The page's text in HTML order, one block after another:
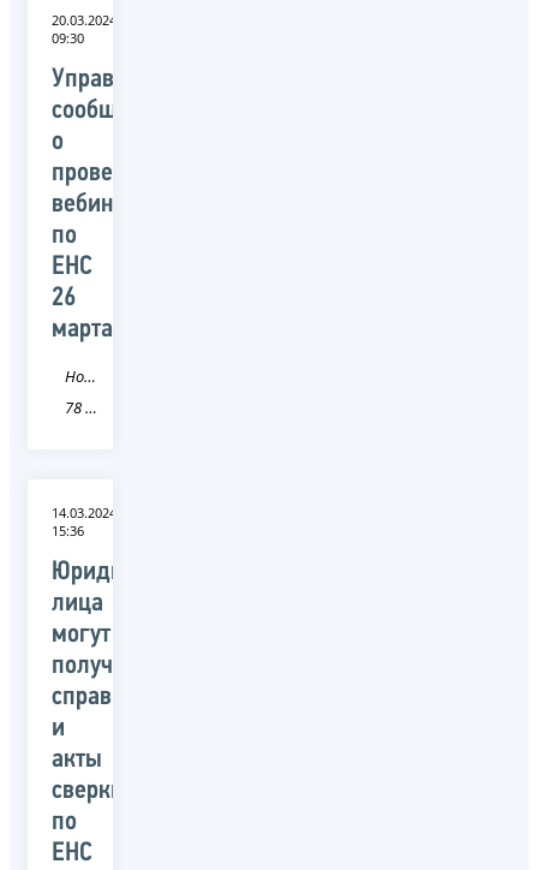
20.03.2024
09:30
Управление
сообщает
о
проведении
вебинара
по
ЕНС
26
марта
Новость
78 Санкт-Петербург
14.03.2024
15:36
Юридические
лица
могут
получить
справки
и
акты
сверки
по
ЕНС